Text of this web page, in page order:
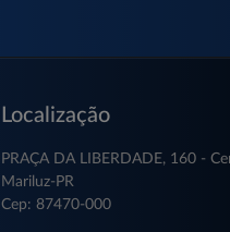
Localização
PRAÇA DA LIBERDADE, 160 -
Mariluz-PR
Cep: 87470-000